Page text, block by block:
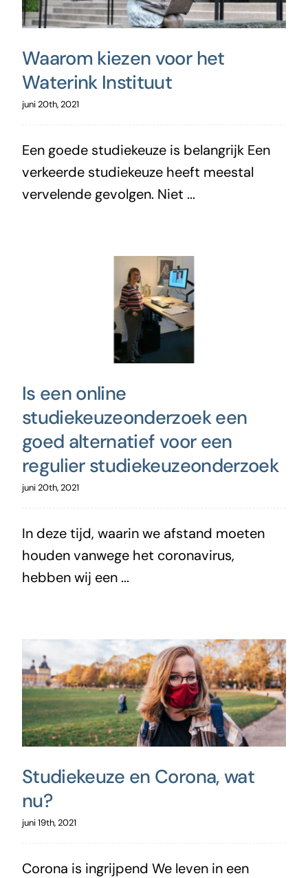
Waarom kiezen voor het
Waterink Instituut
juni 20th, 2021
Een goede studiekeuze is belangrijk Een
verkeerde studiekeuze heeft meestal
vervelende gevolgen. Niet ...
Is een online
studiekeuzeonderzoek een
goed alternatief voor een
regulier studiekeuzeonderzoek
juni 20th, 2021
In deze tijd, waarin we afstand moeten
houden vanwege het coronavirus,
hebben wij een ...
Studiekeuze en Corona, wat
nu?
juni 19th, 2021
Corona is ingrijpend We leven in een